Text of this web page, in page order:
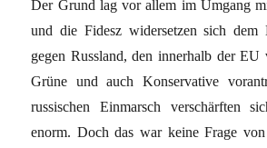
Der Grund lag vor allem im Umgang
und die Fidesz widersetzen sich dem
gegen Russland, den innerhalb der
Grüne und auch Konservative
russischen Einmarsch verschärften
enorm. Doch das war keine Frage